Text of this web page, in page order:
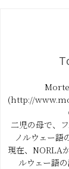
(http://
二児の母で、フ
ノルウェー語
現在、NORLA
ルウェー語の